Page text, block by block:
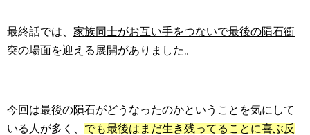
最終話では、 家族同士がお互い手をつないで最後の隕石衝
突の場面を迎える展開がありました 。
今回は最後の隕石がどうなったのかということを気にして
いる人が多く、 でも最後はまだ生き残ってることに喜ぶ反